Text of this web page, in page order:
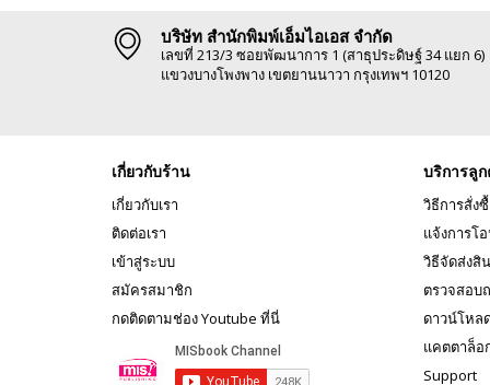
บริษัท สำนักพิมพ์เอ็มไอเอส จำกัด
เลขที่ 213/3 ซอยพัฒนาการ 1 (สาธุประดิษฐ์ 34 แยก 6)
แขวงบางโพงพาง เขตยานนาวา กรุงเทพฯ 10120
เกี่ยวกับร้าน
เกี่ยวกับเรา
ติดต่อเรา
เข้าสู่ระบบ
สมัครสมาชิก
กดติดตามช่อง Youtube ที่นี่
บริการลู
วิธีการสั่ง
แจ้งการโ
วิธีจัดส่งสิ
ตรวจสอบ
ดาวน์โหล
แคตตาล็อ
Support